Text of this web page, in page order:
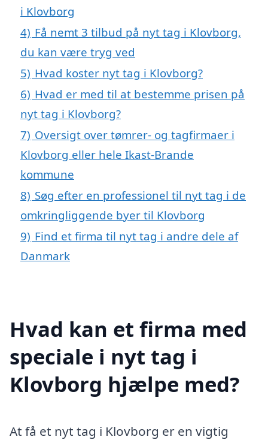
i Klovborg
4) Få nemt 3 tilbud på nyt tag i Klovborg,
du kan være tryg ved
5) Hvad koster nyt tag i Klovborg?
6) Hvad er med til at bestemme prisen på
nyt tag i Klovborg?
7) Oversigt over tømrer- og tagfirmaer i
Klovborg eller hele Ikast-Brande
kommune
8) Søg efter en professionel til nyt tag i de
omkringliggende byer til Klovborg
9) Find et firma til nyt tag i andre dele af
Danmark
Hvad kan et firma med
speciale i nyt tag i
Klovborg hjælpe med?
At få et nyt tag i Klovborg er en vigtig